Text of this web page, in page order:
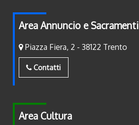
Area Annuncio e Sacramenti
Piazza Fiera, 2 - 38122 Trento
Contatti
Area Cultura